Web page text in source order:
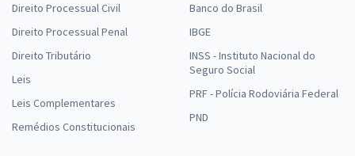
Direito Processual Civil
Direito Processual Penal
Direito Tributário
Leis
Leis Complementares
Remédios Constitucionais
Banco do Brasil
IBGE
INSS - Instituto Nacional do
Seguro Social
PRF - Polícia Rodoviária Federal
PND